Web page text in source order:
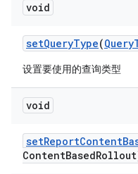
void
setQueryType(Query
设置要使用的查询类型
void
setReportContent
ContentBased